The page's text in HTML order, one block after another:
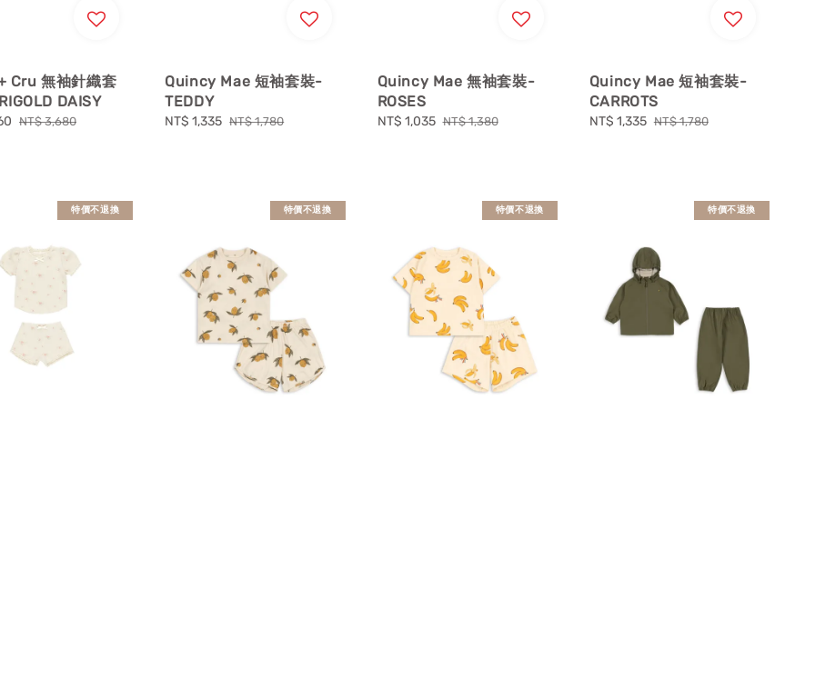
Cru 無袖針織套
DAISY
Regular
NT$ 3,680
Quincy Mae 短袖套裝-
TEDDY
Sale
NT$ 1,335 Regular
NT$ 1,780
Quincy Mae 無袖套裝-
ROSES
Sale
NT$ 1,035 Regular
NT$ 1,380
Quincy Mae 短袖套裝-
CARROTS
Sale
NT$ 1,335 Regular
NT$ 1,780
特價不退換 特價不退換 特價不退換 特價不退換